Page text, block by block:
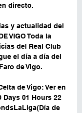
directo.
y actualidad del
VIGO Toda la
del Real Club
el día a día del
de Vigo.
de Vigo: Ver en
Days 01 Hours 22
de